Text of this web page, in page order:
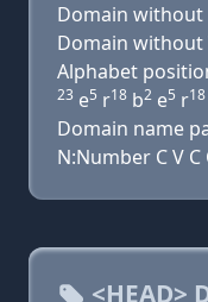
Domain
Domain without
Alphabet
23 e5 r18 b2 e5 r18
Domain name
N:Number C V C
<HEAD>